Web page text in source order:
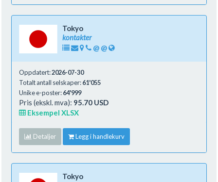
Tokyo
kontakter
@ @
Oppdatert:2026-07-30
Totalt antall selskaper:61'055
Unike e-poster:64'999
Pris (ekskl. mva): 95.70 USD
Eksempel XLSX
Detaljer Legg i handlekurv
Tokyo